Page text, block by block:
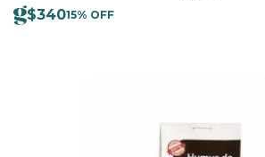
$34015% OFF